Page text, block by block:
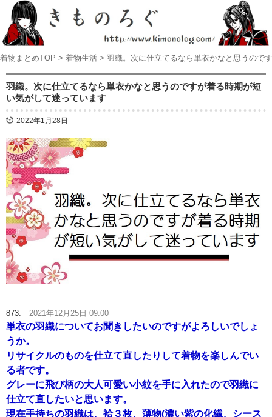
着物まとめTOP > 着物生活 > 羽織。次に仕立てるなら単衣かなと思うので
羽織。次に仕立てるなら単衣かなと思うのですが着る時期が短
い気がして迷っています
2022年1月28日
873: 2021年12月25日 09:00
単衣の羽織についてお聞きしたいのですがよろしいでしょ
うか。
リサイクルのものを仕立て直したりして着物を楽しんでい
る者です。
グレーに飛び柄の大人可愛い小紋を手に入れたので羽織に
仕立て直したいと思います。
現在手持ちの羽織は、袷３枚、薄物(濃い紫の化繊、シース